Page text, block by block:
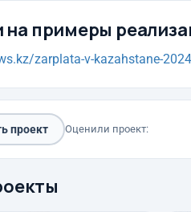
на примеры
zarplata-v-kazahstane-
проект Оценили проект: